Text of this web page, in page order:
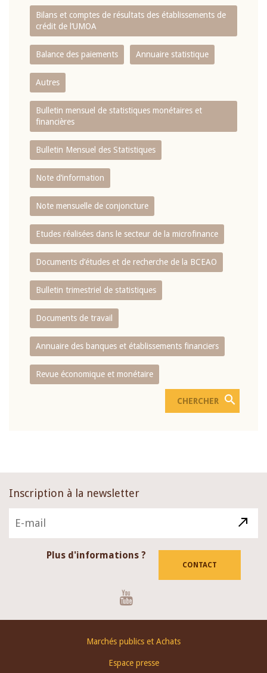
Bilans et comptes de résultats des établissements de
crédit de l‘UMOA
Balance des paiements Annuaire statistique
Autres
Bulletin mensuel de statistiques monétaires et
financières
Bulletin Mensuel des Statistiques
Note d’information
Note mensuelle de conjoncture
Etudes réalisées dans le secteur de la microfinance
Documents d’études et de recherche de la BCEAO
Bulletin trimestriel de statistiques
Documents de travail
Annuaire des banques et établissements financiers
Revue économique et monétaire
Inscription à la newsletter
Plus d'informations ?
CONTACT
Marchés publics et Achats
Espace presse